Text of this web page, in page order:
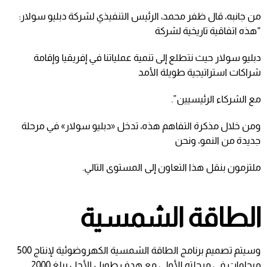
من جانبه، قال ظفر محمد، الرئيس التنفيذي لشركة دبليو سولار:
“هذه اتفاقية تاريخية لشركة
دبليو سولار حيث نتطلع إلى تنمية عملياتنا في إفريقيا وإقامة
شراكات استراتيجية طويلة الأمد
مع الشركاء الرئيسيين”.
ومن خلال مذكرة التفاهم هذه، تدخل «دبليو سولار» في مرحلة
جديدة من النمو، ونحن
ملتزمون بنقل هذا التعاون إلى المستوى التالي.
الطاقة الشمسية
وسيتم تصميم برنامج الطاقة الشمسية الكهروضوئية لإنتاج 500
ميجاوات في مرحلته الأولى مع هدف طويل الأجل يبلغ 2000